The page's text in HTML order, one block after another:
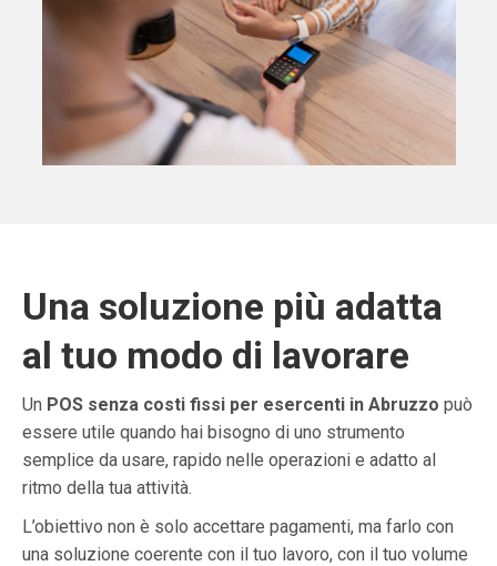
Una soluzione più adatta
al tuo modo di lavorare
Un POS senza costi fissi per esercenti in Abruzzo può
essere utile quando hai bisogno di uno strumento
semplice da usare, rapido nelle operazioni e adatto al
ritmo della tua attività.
L’obiettivo non è solo accettare pagamenti, ma farlo con
una soluzione coerente con il tuo lavoro, con il tuo volume